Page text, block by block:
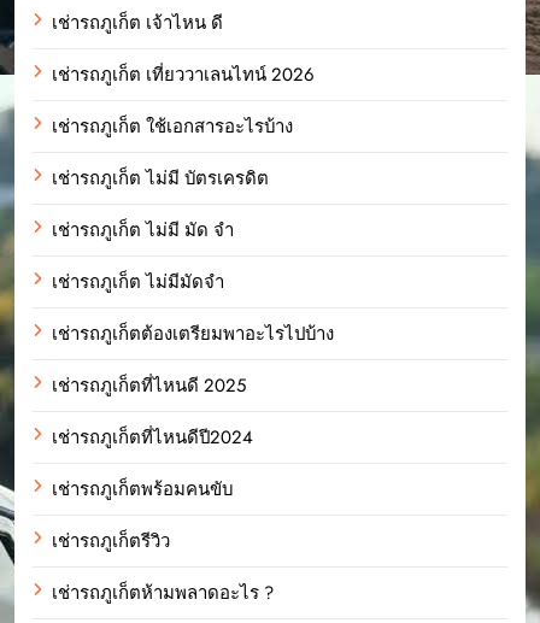
เช่ารถภูเก็ต เจ้าไหน ดี
เช่ารถภูเก็ต เที่ยววาเลนไทน์ 2026
เช่ารถภูเก็ต ใช้เอกสารอะไรบ้าง
เช่ารถภูเก็ต ไม่มี บัตรเครดิต
เช่ารถภูเก็ต ไม่มี มัด จํา
เช่ารถภูเก็ต ไม่มีมัดจำ
เช่ารถภูเก็ตต้องเตรียมพาอะไรไปบ้าง
เช่ารถภูเก็ตที่ไหนดี 2025
เช่ารถภูเก็ตที่ไหนดีปี2024
เช่ารถภูเก็ตพร้อมคนขับ
เช่ารถภูเก็ตรีวิว
เช่ารถภูเก็ตห้ามพลาดอะไร ?